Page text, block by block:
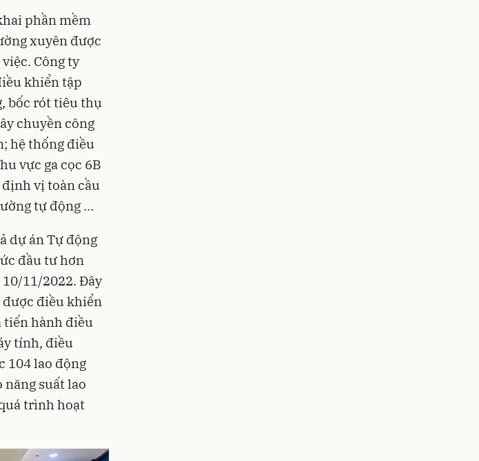
phần mềm
xuyên được
Công ty
khiển tập
bốc rót tiêu thụ
chuyền công
hệ thống điều
vực ga cọc 6B
vị toàn cầu
tự động ...
dự án Tự động
đầu tư hơn
10/11/2022. Đây
điều khiển
tiến hành điều
tính, điều
104 lao động
năng suất lao
trình hoạt